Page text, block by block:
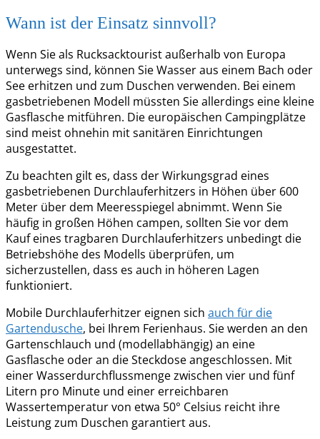
Wann ist der Einsatz sinnvoll?
Wenn Sie als Rucksacktourist außerhalb von Europa
unterwegs sind, können Sie Wasser aus einem Bach oder
See erhitzen und zum Duschen verwenden. Bei einem
gasbetriebenen Modell müssten Sie allerdings eine kleine
Gasflasche mitführen. Die europäischen Campingplätze
sind meist ohnehin mit sanitären Einrichtungen
ausgestattet.
Zu beachten gilt es, dass der Wirkungsgrad eines
gasbetriebenen Durchlauferhitzers in Höhen über 600
Meter über dem Meeresspiegel abnimmt. Wenn Sie
häufig in großen Höhen campen, sollten Sie vor dem
Kauf eines tragbaren Durchlauferhitzers unbedingt die
Betriebshöhe des Modells überprüfen, um
sicherzustellen, dass es auch in höheren Lagen
funktioniert.
Mobile Durchlauferhitzer eignen sich auch für die
Gartendusche, bei Ihrem Ferienhaus. Sie werden an den
Gartenschlauch und (modellabhängig) an eine
Gasflasche oder an die Steckdose angeschlossen. Mit
einer Wasserdurchflussmenge zwischen vier und fünf
Litern pro Minute und einer erreichbaren
Wassertemperatur von etwa 50° Celsius reicht ihre
Leistung zum Duschen garantiert aus.